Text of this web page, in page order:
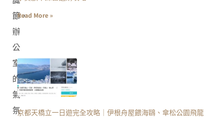
節，
辦
公
室
的
氣
氛
Read More »
京都天橋立一日遊完全攻略｜伊根舟屋餵海鷗、傘松公園飛龍